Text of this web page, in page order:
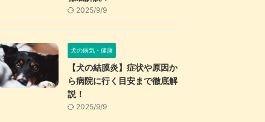
2025/9/9
犬の病気・健康
【犬の結膜炎】症状や原因か
ら病院に行く目安まで徹底解
説！
2025/9/9